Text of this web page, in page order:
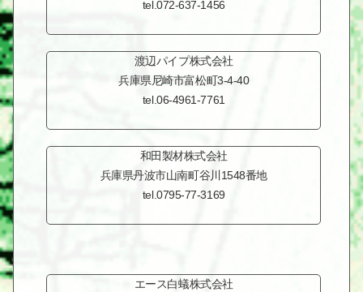
tel.072-637-1456
渡辺パイプ株式会社
兵庫県尼崎市富松町3-4-40
tel.06-4961-7761
和田製材株式会社
兵庫県丹波市山南町 谷川1548番地
tel.0795-77-3169
エース白蟻株式会社